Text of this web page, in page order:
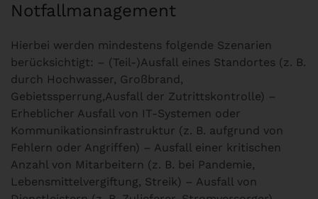
Notfallmanagement
Hierbei werden mindestens folgende Szenarien
berücksichtigt: – (Teil-)Ausfall eines Standortes (z. B.
durch Hochwasser, Großbrand,
Gebietssperrung,Ausfall der Zutrittskontrolle) –
Erheblicher Ausfall von IT-Systemen oder
Kommunikationsinfrastruktur (z. B. aufgrund von
Fehlern oder Angriffen) – Ausfall einer kritischen
Anzahl von Mitarbeitern (z. B. bei Pandemie,
Lebensmittelvergiftung, Streik) – Ausfall von